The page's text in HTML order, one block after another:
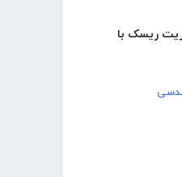
مدیریت ریسک با